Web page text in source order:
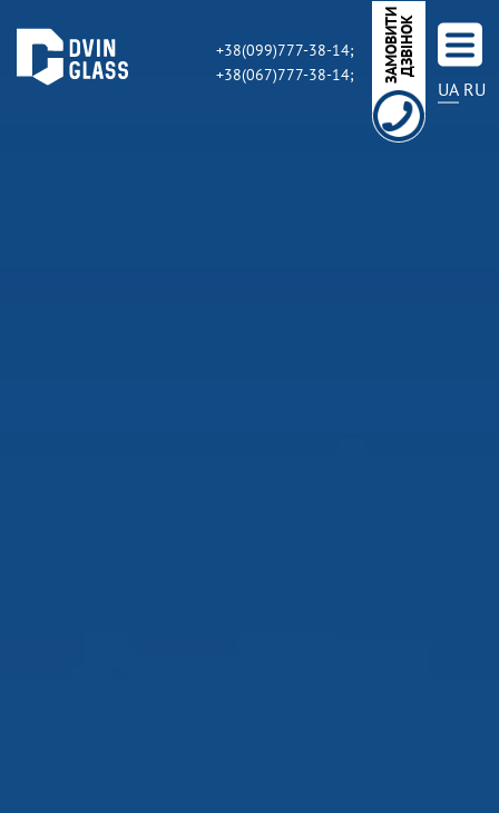
З
А
М
О
В
И
Т
И
Д
З
В
І
Н
ОК
+38(099)777-38-14;
+38(067)777-38-14;
UA RU